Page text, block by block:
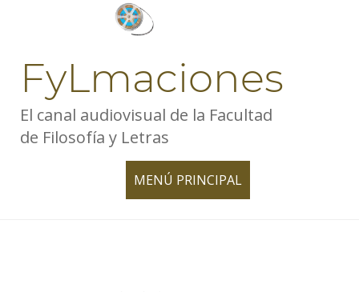
FyLmaciones
El canal audiovisual de la Facultad
de Filosofía y Letras
MENÚ PRINCIPAL
TOGGLE